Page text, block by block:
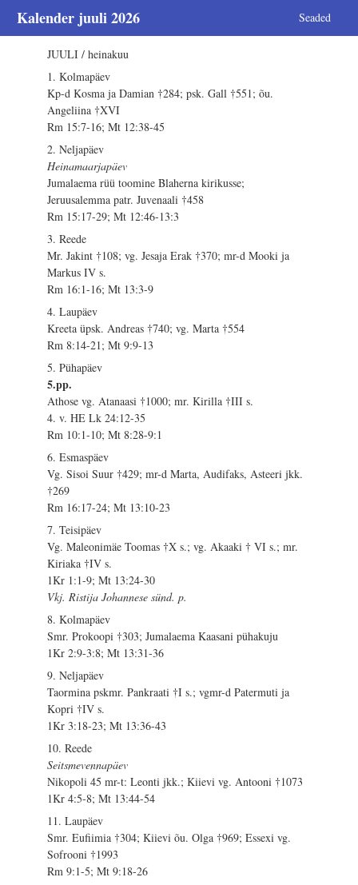
Kalender juuli 2026 Seaded
JUULI / heinakuu
1. Kolmapäev
Kp-d Kosma ja Damian †284; psk. Gall †551; õu.
Angeliina †XVI
Rm 15:7-16; Mt 12:38-45
2. Neljapäev
Heinamaarjapäev
Jumalaema rüü toomine Blaherna kirikusse;
Jeruusalemma patr. Juvenaali †458
Rm 15:17-29; Mt 12:46-13:3
3. Reede
Mr. Jakint †108; vg. Jesaja Erak †370; mr-d Mooki ja
Markus IV s.
Rm 16:1-16; Mt 13:3-9
4. Laupäev
Kreeta üpsk. Andreas †740; vg. Marta †554
Rm 8:14-21; Mt 9:9-13
5. Pühapäev
5.pp.
Athose vg. Atanaasi †1000; mr. Kirilla †III s.
4. v. HE Lk 24:12-35
Rm 10:1-10; Mt 8:28-9:1
6. Esmaspäev
Vg. Sisoi Suur †429; mr-d Marta, Audifaks, Asteeri jkk.
†269
Rm 16:17-24; Mt 13:10-23
7. Teisipäev
Vg. Maleonimäe Toomas †X s.; vg. Akaaki † VI s.; mr.
Kiriaka †IV s.
1Kr 1:1-9; Mt 13:24-30
Vkj. Ristija Johannese sünd. p.
8. Kolmapäev
Smr. Prokoopi †303; Jumalaema Kaasani pühakuju
1Kr 2:9-3:8; Mt 13:31-36
9. Neljapäev
Taormina pskmr. Pankraati †I s.; vgmr-d Patermuti ja
Kopri †IV s.
1Kr 3:18-23; Mt 13:36-43
10. Reede
Seitsmevennapäev
Nikopoli 45 mr-t: Leonti jkk.; Kiievi vg. Antooni †1073
1Kr 4:5-8; Mt 13:44-54
11. Laupäev
Smr. Eufiimia †304; Kiievi õu. Olga †969; Essexi vg.
Sofrooni †1993
Rm 9:1-5; Mt 9:18-26